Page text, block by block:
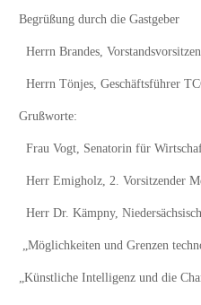
durch die Gastgeber
Vorstandsvorsitzender
Geschäftsführer TCC
Senatorin für Wirtschaft,
2. Vorsitzender
Kämpny, Niedersächsisches
und Grenzen
Intelligenz und die